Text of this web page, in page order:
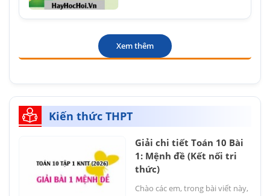
Xem thêm
Kiến thức THPT
Giải chi tiết Toán 10 Bài
1: Mệnh đề (Kết nối tri
thức)
Chào các em, trong bài viết này,